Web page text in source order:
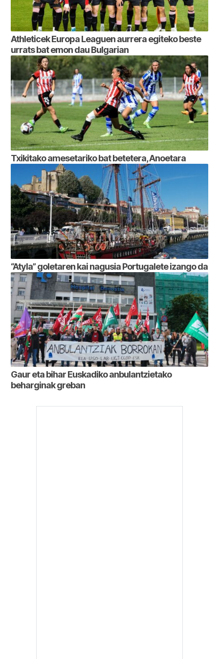
Athleticek Europa Leaguen aurrera egiteko beste
urrats bat emon dau Bulgarian
Txikitako amesetariko bat betetera, Anoetara
“Atyla” goletaren kai nagusia Portugalete izango da
Gaur eta bihar Euskadiko anbulantzietako
beharginak greban